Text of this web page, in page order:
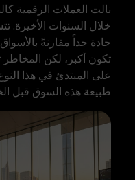
نالت العملات الرقمية
خلال السنوات الأخيرة.
حادة جداً مقارنةً
تكون أكبر، لكن المخاطر
على المبتدئ في هذا
طبيعة هذه السوق قبل